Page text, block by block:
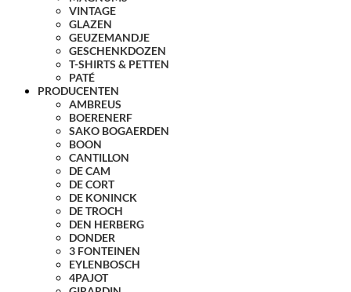
VINTAGE
GLAZEN
GEUZEMANDJE
GESCHENKDOZEN
T-SHIRTS & PETTEN
PATÉ
PRODUCENTEN
AMBREUS
BOERENERF
SAKO BOGAERDEN
BOON
CANTILLON
DE CAM
DE CORT
DE KONINCK
DE TROCH
DEN HERBERG
DONDER
3 FONTEINEN
EYLENBOSCH
4PAJOT